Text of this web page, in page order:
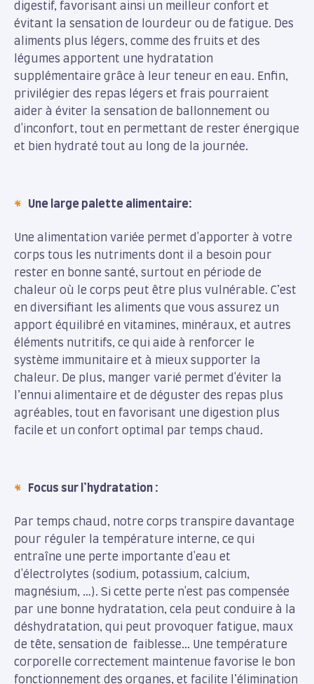
digestif, favorisant ainsi un meilleur confort et
évitant la sensation de lourdeur ou de fatigue. Des
aliments plus légers, comme des fruits et des
légumes apportent une hydratation
supplémentaire grâce à leur teneur en eau. Enfin,
privilégier des repas légers et frais pourraient
aider à éviter la sensation de ballonnement ou
d'inconfort, tout en permettant de rester énergique
et bien hydraté tout au long de la journée.
Une large palette alimentaire:
Une alimentation variée permet d'apporter à votre
corps tous les nutriments dont il a besoin pour
rester en bonne santé, surtout en période de
chaleur où le corps peut être plus vulnérable. C’est
en diversifiant les aliments que vous assurez un
apport équilibré en vitamines, minéraux, et autres
éléments nutritifs, ce qui aide à renforcer le
système immunitaire et à mieux supporter la
chaleur. De plus, manger varié permet d'éviter la
l’ennui alimentaire et de déguster des repas plus
agréables, tout en favorisant une digestion plus
facile et un confort optimal par temps chaud.
Focus sur l’hydratation :
Par temps chaud, notre corps transpire davantage
pour réguler la température interne, ce qui
entraîne une perte importante d'eau et
d'électrolytes (sodium, potassium, calcium,
magnésium, …). Si cette perte n'est pas compensée
par une bonne hydratation, cela peut conduire à la
déshydratation, qui peut provoquer fatigue, maux
de tête, sensation de faiblesse... Une température
corporelle correctement maintenue favorise le bon
fonctionnement des organes, et facilite l’élimination